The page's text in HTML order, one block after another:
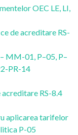
OEC LE, LI,
de acreditare RS-
MM-01, P–05, P–
PR-14
RS-8.4
aplicarea tarifelor
P-05